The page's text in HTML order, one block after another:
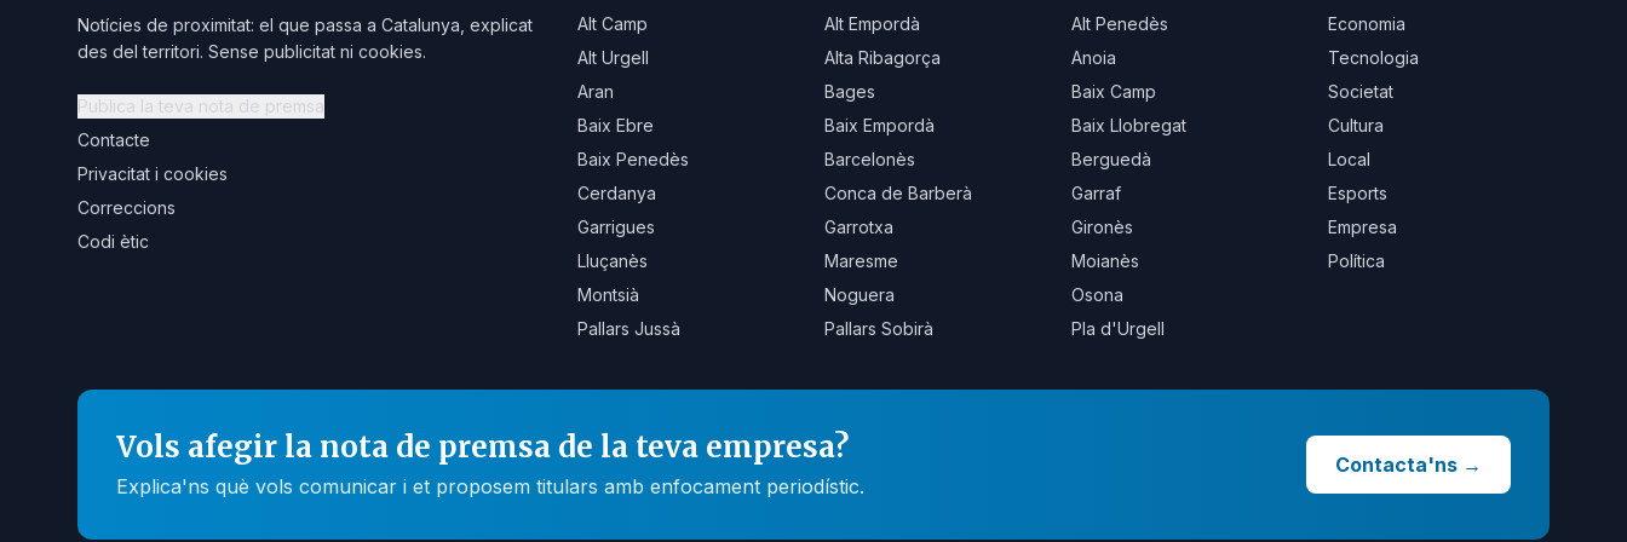
Notícies de proximitat: el que passa a Catalunya, explicat
des del territori. Sense publicitat ni cookies.
Publica la teva nota de premsa
Contacte
Privacitat i cookies
Correccions
Codi ètic
Alt Camp Alt Empordà
Alt Penedès
Alt Urgell
Alta Ribagorça
Anoia
Aran
Bages
Baix Camp
Baix Ebre
Baix Empordà
Baix Llobregat
Baix Penedès
Barcelonès
Berguedà
Cerdanya
Conca de Barberà
Garraf
Garrigues
Garrotxa
Gironès
Lluçanès
Maresme
Moianès
Montsià
Noguera
Osona
Pallars Jussà
Pallars Sobirà Pla d'Urgell
Economia
Tecnologia
Societat
Cultura
Local
Esports
Empresa
Política
Vols afegir la nota de premsa de la teva empresa?
Explica'ns què vols comunicar i et proposem titulars amb enfocament periodístic.
Contacta'ns →